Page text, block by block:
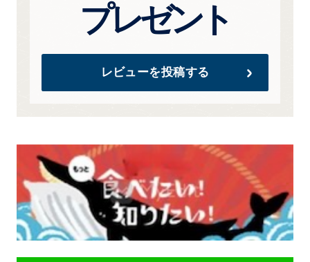
プレゼント
レビューを投稿する